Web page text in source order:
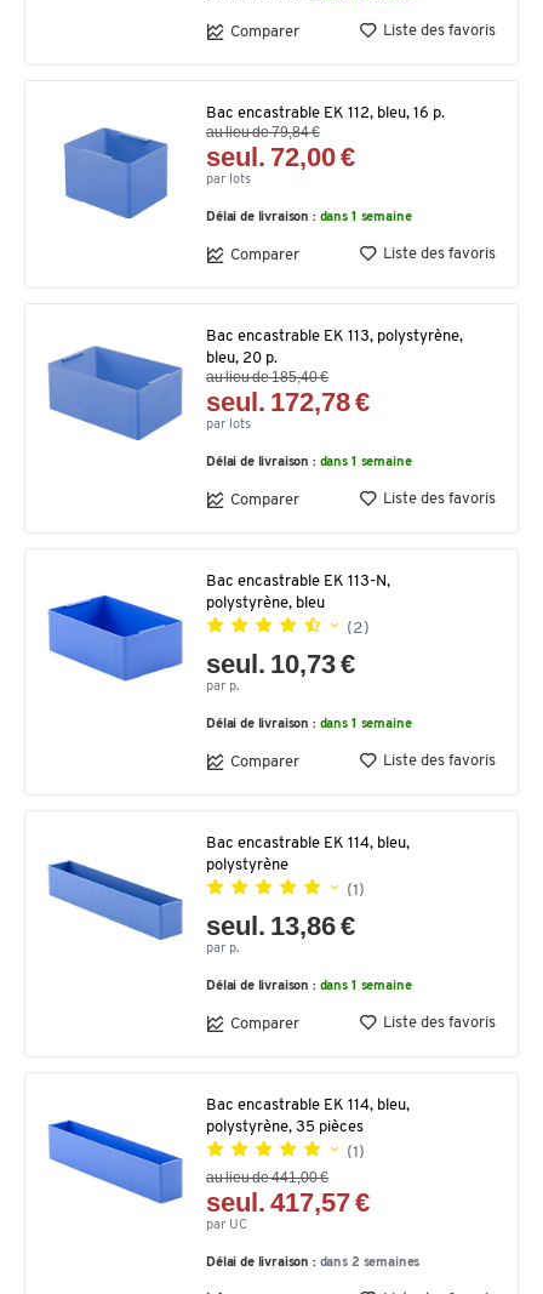
Comparer Liste des favoris
Bac encastrable EK 112, bleu, 16 p.
au lieu de 79,84 €
seul. 72,00 €
par lots
Délai de livraison : dans 1 semaine
Comparer Liste des favoris
Bac encastrable EK 113, polystyrène,
bleu, 20 p.
au lieu de 185,40 €
seul. 172,78 €
par lots
Délai de livraison : dans 1 semaine
Comparer Liste des favoris
Bac encastrable EK 113-N,
polystyrène, bleu
(2)
seul. 10,73 €
par p.
Délai de livraison : dans 1 semaine
Comparer Liste des favoris
Bac encastrable EK 114, bleu,
polystyrène
(1)
seul. 13,86 €
par p.
Délai de livraison : dans 1 semaine
Comparer Liste des favoris
Bac encastrable EK 114, bleu,
polystyrène, 35 pièces
(1)
au lieu de 441,00 €
seul. 417,57 €
par UC
Délai de livraison : dans 2 semaines